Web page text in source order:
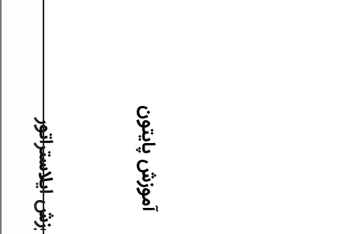
آموزش پایتون آموزش ایلاستراتور